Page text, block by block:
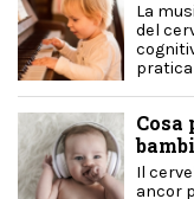
La
del
Cosa
Il
ancor